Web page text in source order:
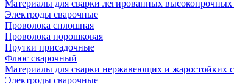
Материалы для сварки легированных высокопрочных
Электроды сварочные
Проволока сплошная
Проволока порошковая
Прутки присадочные
Флюс сварочный
Материалы для сварки нержавеющих и жаростойких
Электроды сварочные